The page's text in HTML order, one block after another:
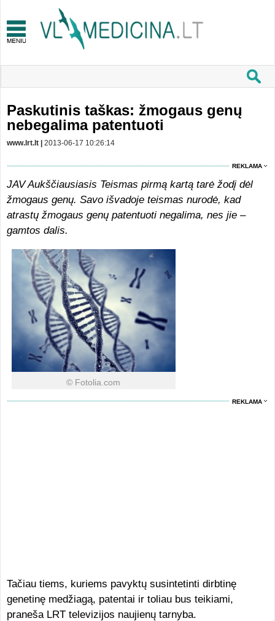
Paskutinis taškas: žmogaus genų
nebegalima patentuoti
www.lrt.lt | 2013-06-17 10:26:14
REKLAMA
JAV Aukščiausiasis Teismas pirmą kartą tarė žodį dėl
žmogaus genų. Savo išvadoje teismas nurodė, kad
atrastų žmogaus genų patentuoti negalima, nes jie –
gamtos dalis.
© Fotolia.com
REKLAMA
Tačiau tiems, kuriems pavyktų susintetinti dirbtinę
genetinę medžiagą, patentai ir toliau bus teikiami,
praneša LRT televizijos naujienų tarnyba.